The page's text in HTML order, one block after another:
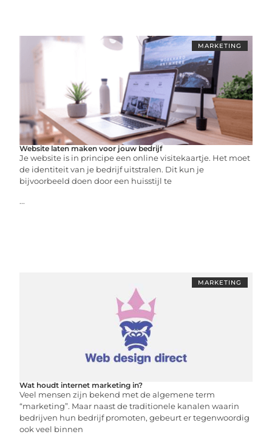
MARKETING
Website laten maken voor jouw bedrijf
Je website is in principe een online visitekaartje. Het moet
de identiteit van je bedrijf uitstralen. Dit kun je
bijvoorbeeld doen door een huisstijl te
...
MARKETING
Wat houdt internet marketing in?
Veel mensen zijn bekend met de algemene term
“marketing”. Maar naast de traditionele kanalen waarin
bedrijven hun bedrijf promoten, gebeurt er tegenwoordig
ook veel binnen